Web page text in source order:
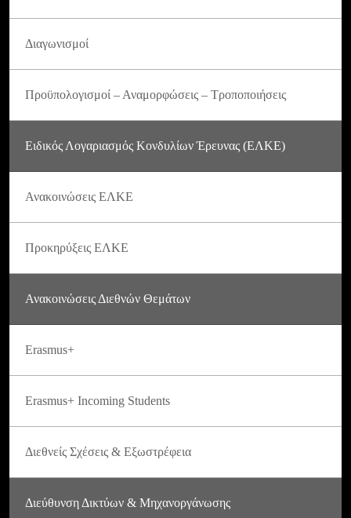
Διαγωνισμοί
Προϋπολογισμοί – Αναμορφώσεις – Τροποποιήσεις
Ειδικός Λογαριασμός Κονδυλίων Έρευνας (ΕΛΚΕ)
Ανακοινώσεις ΕΛΚΕ
Προκηρύξεις ΕΛΚΕ
Ανακοινώσεις Διεθνών Θεμάτων
Erasmus+
Erasmus+ Incoming Students
Διεθνείς Σχέσεις & Εξωστρέφεια
Διεύθυνση Δικτύων & Μηχανοργάνωσης